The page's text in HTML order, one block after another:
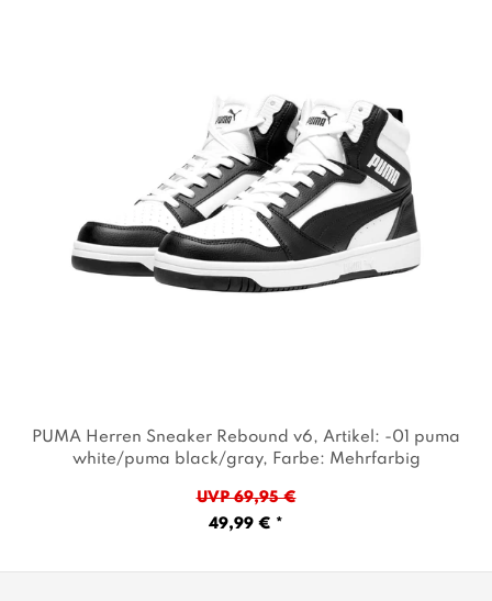
PUMA Herren Sneaker Rebound v6, Artikel: -01 puma
white/puma black/gray, Farbe: Mehrfarbig
UVP 69,95 €
49,99 € *